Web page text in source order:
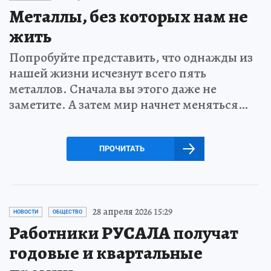
Металлы, без которых нам не
жить
Попробуйте представить, что однажды из
нашей жизни исчезнут всего пять
металлов. Сначала вы этого даже не
заметите. А затем мир начнет меняться…
ПРОЧИТАТЬ
НОВОСТИ ОБЩЕСТВО 28 апреля 2026 15:29
Работники РУСАЛА получат
годовые и квартальные